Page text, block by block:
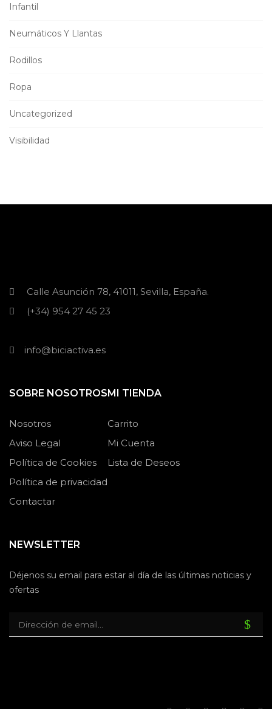
Infantil
Neumáticos Y Llantas
Rodillos
Ropa
Uncategorized
Visibilidad
Calle Asunción 78, 41011, Sevilla, España.
(+34) 954 27 45 23
info@biciactiva.es
SOBRE NOSOTROS
Nosotros
Aviso Legal
Política de Cookies
Política de privacidad
Contactar
MI TIENDA
Carrito
Mi Cuenta
Lista de Deseos
NEWSLETTER
Déjenos su email para estar al día de las últimas noticias y
ofertas